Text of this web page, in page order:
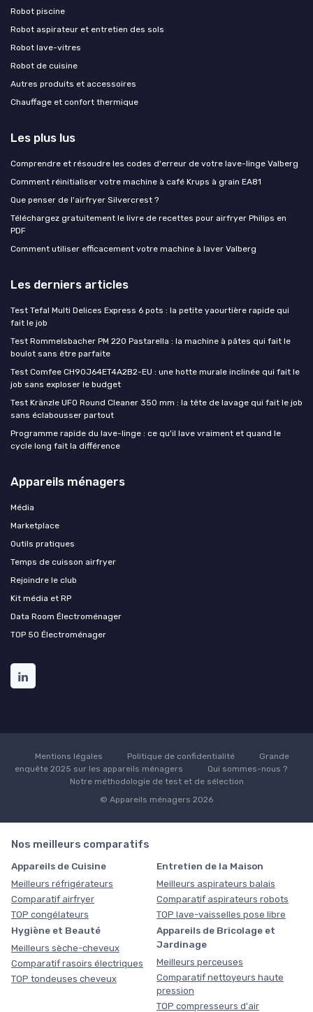
Robot piscine
Robot aspirateur et entretien des sols
Robot lave-vitres
Robot de cuisine
Autres produits et accessoires
Chauffage et confort thermique
Les plus lus
Comprendre et résoudre les codes d'erreur de votre lave-linge Valberg
Comment réinitialiser votre machine à café Krups à grain EA81
Que penser de l'airfryer Silvercrest ?
Téléchargez gratuitement le livre de recettes pour airfryer Philips en
PDF
Comment utiliser efficacement votre machine à laver Valberg
Les derniers articles
Test Tefal Multi Delices Express 6 pots : la petite yaourtière rapide qui
fait le job
Test Rommelsbacher PM 220 Pastarella : la machine à pâtes qui fait le
boulot sans être parfaite
Test Comfee CH90J64ET4A2B2-EU : une hotte murale inclinée qui fait le
job sans exploser le budget
Test Kränzle UFO Round Cleaner 350 mm : la tête de lavage qui fait le job
sans éclabousser partout
Programme rapide du lave-linge : ce qu'il lave vraiment et quand le
cycle long fait la différence
Appareils ménagers
Média
Marketplace
Outils pratiques
Temps de cuisson airfryer
Rejoindre le club
Kit média et RP
Data Room Électroménager
TOP 50 Électroménager
Mentions légales Politique de confidentialité
Grande
enquête 2025 sur les appareils ménagers
Qui sommes-nous ?
Notre méthodologie de test et de sélection
© Appareils ménagers 2026
Nos meilleurs comparatifs
Appareils de Cuisine
Meilleurs réfrigérateurs
Comparatif airfryer
TOP congélateurs
Entretien de la Maison
Meilleurs aspirateurs balais
Comparatif aspirateurs robots
TOP lave-vaisselles pose libre
Hygiène et Beauté
Meilleurs sèche-cheveux
Comparatif rasoirs électriques
TOP tondeuses cheveux
Appareils de Bricolage et
Jardinage
Meilleurs perceuses
Comparatif nettoyeurs haute
pression
TOP compresseurs d'air